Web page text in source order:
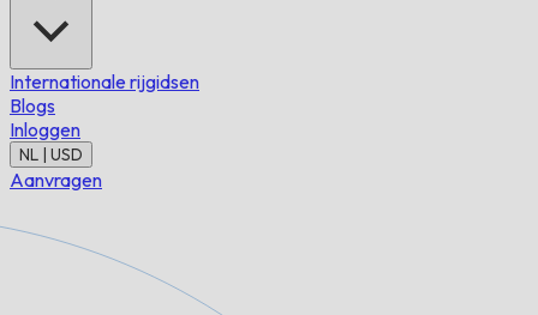
Internationale rijgidsen
Blogs
Inloggen
NL | USD
Aanvragen